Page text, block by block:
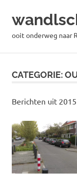
inhoud
ooit onderweg naar
CATEGORIE:
Berichten uit 2015